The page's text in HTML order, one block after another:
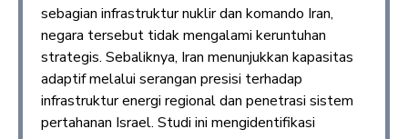
sebagian infrastruktur nuklir dan komando Iran,
negara tersebut tidak mengalami keruntuhan
strategis. Sebaliknya, Iran menunjukkan kapasitas
adaptif melalui serangan presisi terhadap
infrastruktur energi regional dan penetrasi sistem
pertahanan Israel. Studi ini mengidentifikasi